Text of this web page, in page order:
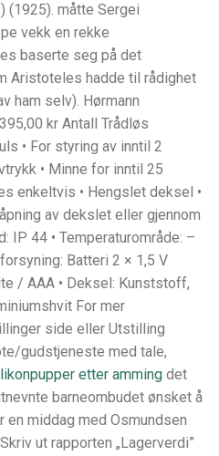
måtte Sergei
vekk en rekke
baserte seg på det
Aristoteles hadde til rådighet
ham selv). Hørmann
kr Antall Trådløs
• For styring av inntil 2
• Minne for inntil 25
enkeltvis • Hengslet deksel •
av dekslet eller gjennom
IP 44 • Temperaturområde: –
Batteri 2 × 1,5 V
/ AAA • Deksel: Kunststoff,
For mer
side eller Utstilling
gudstjeneste med tale,
etter amming det
barneombudet ønsket å
middag med Osmundsen
ut rapporten „Lagerverdi”